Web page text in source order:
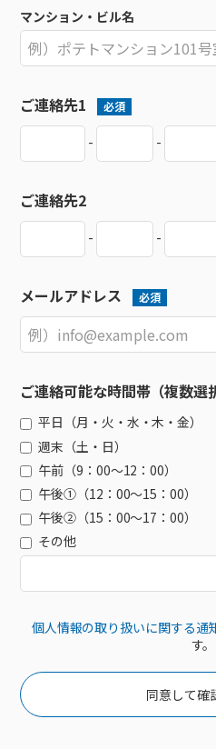
マンション・ビル名
ご連絡先1 必須
- -
ご連絡先2
- -
メールアドレス 必須
ご連絡可能な時間帯（複数選
平日（月・火・水・木・金）
週末（土・日）
午前（9：00～12：00）
午後①（12：00～15：00）
午後②（15：00～17：00）
その他
個人情報の取り扱いに関する通
す。
同意して確